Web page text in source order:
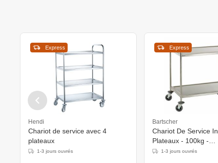
Express
Hendi
Chariot de service avec 4
plateaux
1-3 jours ouvrés
Express
Bartscher
Chariot De Service
Plateaux - 100kg -
920x600x945(h)mm
1-3 jours ouvrés